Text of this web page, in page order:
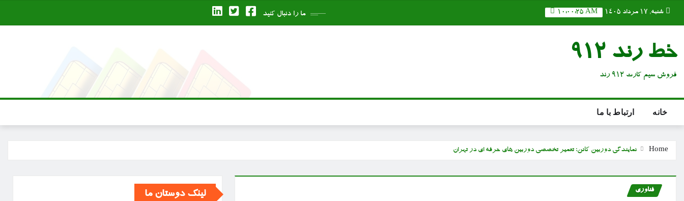
شنبه, ۱۷ مرداد ۱۴۰۵ 10:00:27 AM ما را دنبال کنید
خط رند 912
فروش سیم کارت 912 رند
خانه ارتباط با ما
Home نمایندگی دوربین کانن؛ تعمیر تخصصی دوربین های حرفه ای در تهران
فناوری لینک دوستان ما